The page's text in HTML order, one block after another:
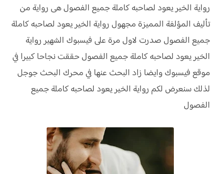
رواية الخير يعود لصاحبه كاملة جميع الفصول هى رواية من
تأليف المؤلفة المميزة مجهول رواية الخير يعود لصاحبه كاملة
جميع الفصول صدرت لاول مرة على فيسبوك الشهير رواية
الخير يعود لصاحبه كاملة جميع الفصول حققت نجاحا كبيرا في
موقع فيسبوك وايضا زاد البحث عنها في محرك البحث جوجل
لذلك سنعرض لكم رواية الخير يعود لصاحبه كاملة جميع
الفصول